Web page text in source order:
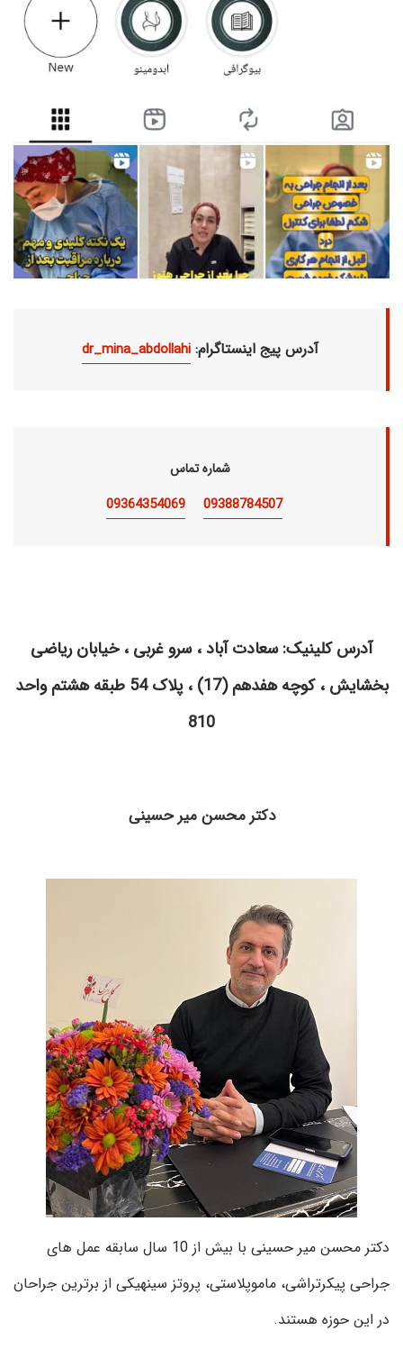
dr_mina_abdollahi :آدرس پیج اینستاگرام
شماره تماس
09388784507
09364354069
آدرس کلینیک: سعادت آباد ، سرو غربی ، خیابان ریاضی
بخشایش ، کوچه هفدهم (17) ، پلاک 54 طبقه هشتم واحد
810
دکتر محسن میر حسینی
دکتر محسن میر حسینی با بیش از 10 سال سابقه عمل های
جراحی پیکرتراشی، ماموپلاستی، پروتز سینهیکی از برترین جراحان
در این حوزه هستند.